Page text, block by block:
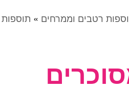
רטבים וממרחים » תוספות